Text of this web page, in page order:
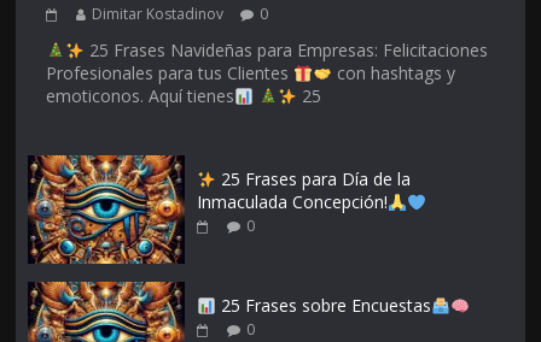
Dimitar Kostadinov 0
25 Frases Navideñas para Empresas: Felicitaciones
Profesionales para tus Clientes
con hashtags y
emoticonos. Aquí tienes
25
25 Frases para Día de la
Inmaculada Concepción!
0
25 Frases sobre Encuestas
0